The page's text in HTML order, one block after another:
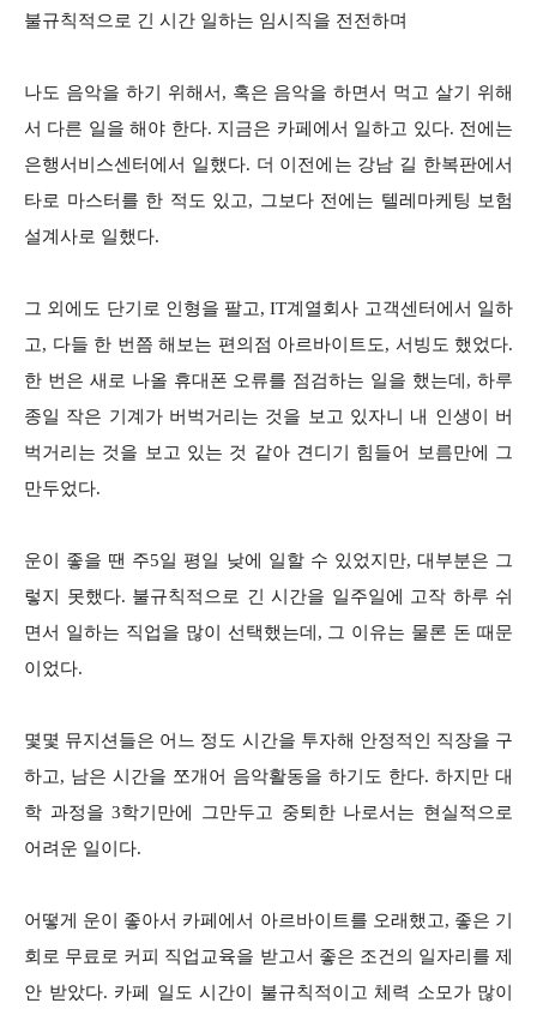
불규칙적으로 긴 시간 일하는 임시직을 전전하며
나도 음악을 하기 위해서, 혹은 음악을 하면서 먹고 살기 위해
서 다른 일을 해야 한다. 지금은 카페에서 일하고 있다. 전에는
은행서비스센터에서 일했다. 더 이전에는 강남 길 한복판에서
타로 마스터를 한 적도 있고, 그보다 전에는 텔레마케팅 보험
설계사로 일했다.
그 외에도 단기로 인형을 팔고, IT계열회사 고객센터에서 일하
고, 다들 한 번쯤 해보는 편의점 아르바이트도, 서빙도 했었다.
한 번은 새로 나올 휴대폰 오류를 점검하는 일을 했는데, 하루
종일 작은 기계가 버벅거리는 것을 보고 있자니 내 인생이 버
벅거리는 것을 보고 있는 것 같아 견디기 힘들어 보름만에 그
만두었다.
운이 좋을 땐 주5일 평일 낮에 일할 수 있었지만, 대부분은 그
렇지 못했다. 불규칙적으로 긴 시간을 일주일에 고작 하루 쉬
면서 일하는 직업을 많이 선택했는데, 그 이유는 물론 돈 때문
이었다.
몇몇 뮤지션들은 어느 정도 시간을 투자해 안정적인 직장을 구
하고, 남은 시간을 쪼개어 음악활동을 하기도 한다. 하지만 대
학 과정을 3학기만에 그만두고 중퇴한 나로서는 현실적으로
어려운 일이다.
어떻게 운이 좋아서 카페에서 아르바이트를 오래했고, 좋은 기
회로 무료로 커피 직업교육을 받고서 좋은 조건의 일자리를 제
안 받았다. 카페 일도 시간이 불규칙적이고 체력 소모가 많이